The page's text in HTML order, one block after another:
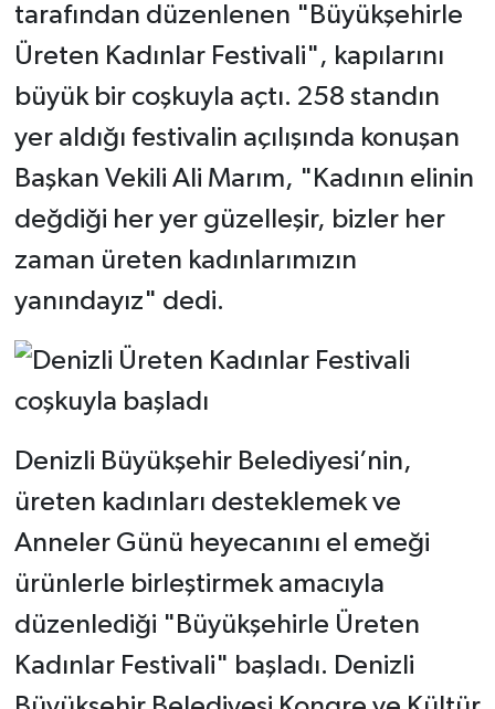
tarafından düzenlenen "Büyükşehirle
Üreten Kadınlar Festivali", kapılarını
büyük bir coşkuyla açtı. 258 standın
yer aldığı festivalin açılışında konuşan
Başkan Vekili Ali Marım, "Kadının elinin
değdiği her yer güzelleşir, bizler her
zaman üreten kadınlarımızın
yanındayız" dedi.
Denizli Büyükşehir Belediyesi’nin,
üreten kadınları desteklemek ve
Anneler Günü heyecanını el emeği
ürünlerle birleştirmek amacıyla
düzenlediği "Büyükşehirle Üreten
Kadınlar Festivali" başladı. Denizli